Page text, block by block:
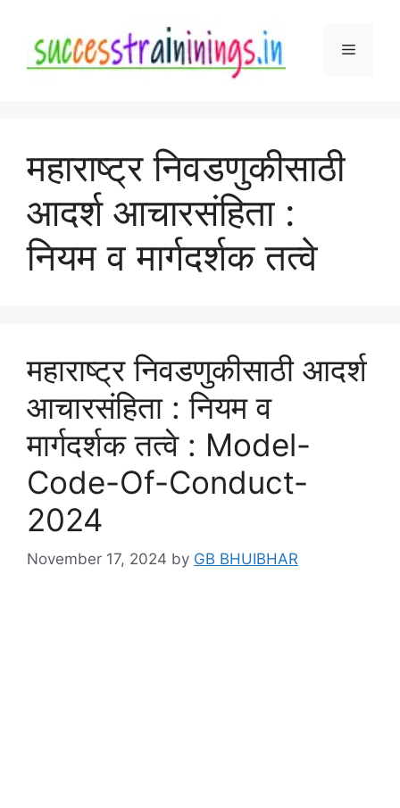
content
Menu
महाराष्ट्र निवडणुकीसाठी
आदर्श आचारसंहिता :
नियम व मार्गदर्शक तत्वे
महाराष्ट्र निवडणुकीसाठी आदर्श
आचारसंहिता : नियम व
मार्गदर्शक तत्वे : Model-
Code-Of-Conduct-
2024
November 17, 2024 by GB BHUIBHAR